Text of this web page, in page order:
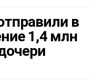
в
1,4 млн